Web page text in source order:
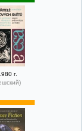
г.